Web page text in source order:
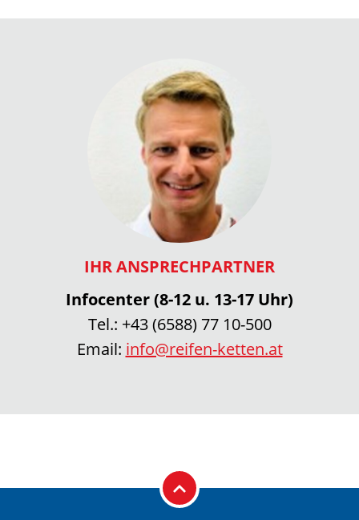
IHR ANSPRECHPARTNER
Infocenter (8-12 u. 13-17 Uhr)
Tel.: +43 (6588) 77 10-500
Email: info@reifen-ketten.at